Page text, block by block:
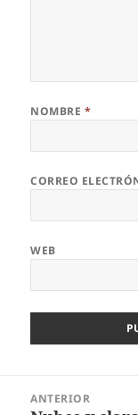
NOMBRE *
CORREO
WEB
ANTERIOR